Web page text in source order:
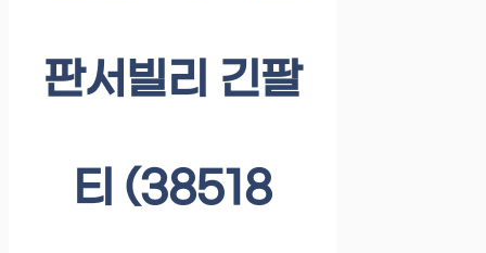
판서빌리 긴팔
티 (38518